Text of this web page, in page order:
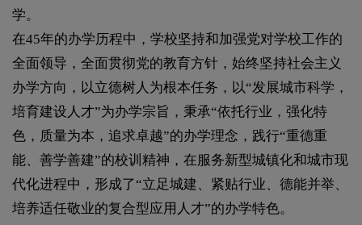
学。
在45年的办学历程中，学校坚持和加强党对学校工作的
全面领导，全面贯彻党的教育方针，始终坚持社会主义
办学方向，以立德树人为根本任务，以“发展城市科学，
培育建设人才”为办学宗旨，秉承“依托行业，强化特
色，质量为本，追求卓越”的办学理念，践行“重德重
能、善学善建”的校训精神，在服务新型城镇化和城市现
代化进程中，形成了“立足城建、紧贴行业、德能并举、
培养适任敬业的复合型应用人才”的办学特色。